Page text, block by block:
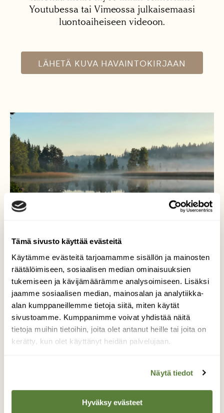
Tämä sivusto käyttää evästeitä
Käytämme evästeitä tarjoamamme sisällön ja mainosten
räätälöimiseen, sosiaalisen median ominaisuuksien
tukemiseen ja kävijämäärämme analysoimiseen. Lisäksi
jaamme sosiaalisen median, mainosalan ja analytiikka-
alan kumppaneillemme tietoja siitä, miten käytät
sivustoamme. Kumppanimme voivat yhdistää näitä
tietoja muihin tietoihin, joita olet antanut heille tai joita on
kerätty, kun olet käyttänyt heidän palvelujaan.
Näytä tiedot
Hyväksy evästeet
Youtubessa tai Vimeossa julkaisemaasi
luontoaiheiseen videoon.
LÄHETÄ KUVA HAVAINTOKIRJAAN
Utuinen aamu
Varhaisaamun näkymää.
Valokuvaaja: Liisa Niiva-Korpela, Taipalsaari
3.6.2026
TAKAISIN LISTAAN